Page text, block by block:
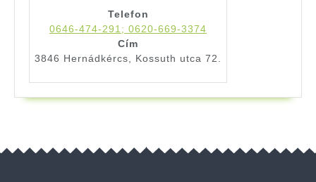
Telefon
0646-474-291; 0620-669-3374
Cím
3846 Hernádkércs, Kossuth utca 72.